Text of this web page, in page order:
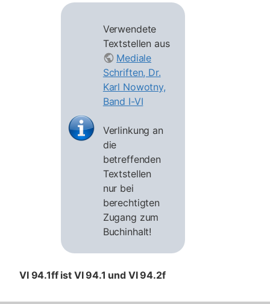
Verwendete
Textstellen aus
Mediale
Schriften, Dr.
Karl Nowotny,
Band I-VI
Verlinkung an
die
betreffenden
Textstellen
nur bei
berechtigten
Zugang zum
Buchinhalt!
VI 94.1ff ist VI 94.1 und VI 94.2f